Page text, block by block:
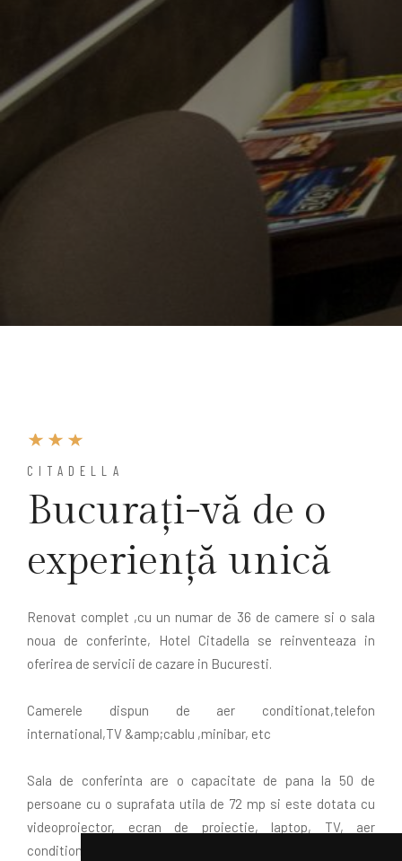
CITADELLA
Bucurați-vă de o
experiență unică
Renovat complet ,cu un numar de 36 de camere si o sala
noua de conferinte, Hotel Citadella se reinventeaza in
oferirea de servicii de cazare in Bucuresti.
Camerele dispun de aer conditionat,telefon
international,TV &amp;cablu ,minibar, etc
Sala de conferinta are o capacitate de pana la 50 de
persoane cu o suprafata utila de 72 mp si este dotata cu
videoproiector, ecran de proiectie, laptop, TV, aer
conditionat, internet wireless.